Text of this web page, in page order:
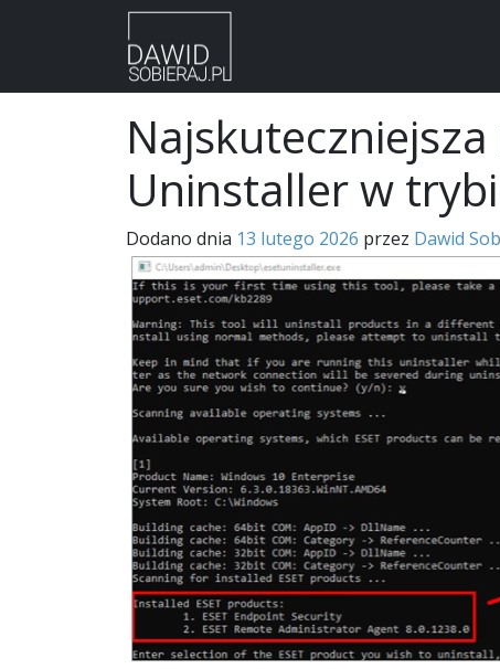
Uninstaller w
Dodano dnia 13 lutego 2026 przez Dawid